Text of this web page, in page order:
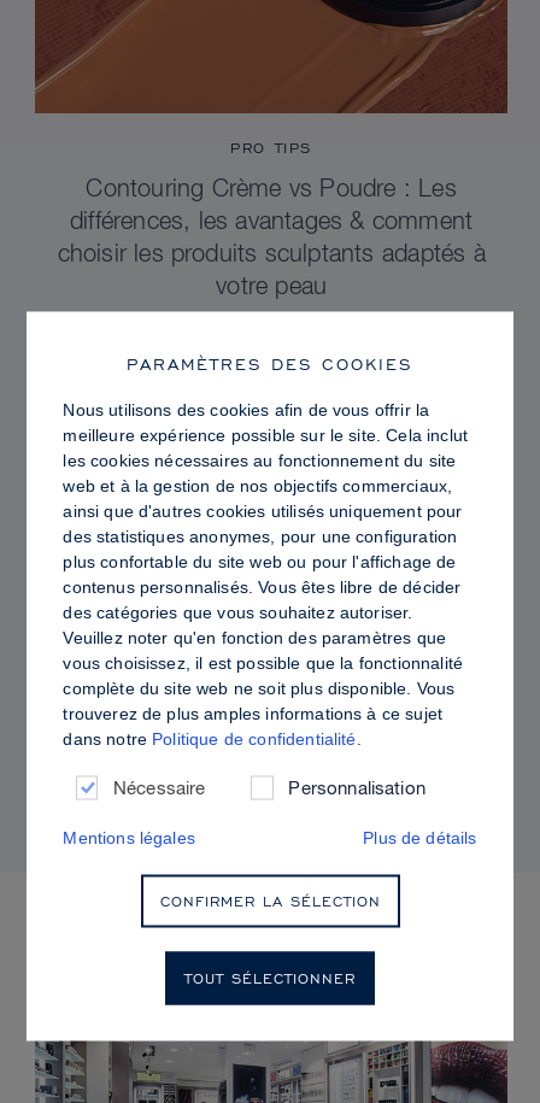
PRO TIPS
Contouring Crème vs Poudre : Les
différences, les avantages & comment
choisir les produits sculptants adaptés à
votre peau
PRO TIPS
Peau Lumineuse vs Peau Grasse :
Comment utiliser Sculpt & Glow pour un fini
radieux à la brillance contrôlée
PROCHAINS ÉVÈNEMENTS
PARAMÈTRES DES COOKIES
Nous utilisons des cookies afin de vous offrir la
meilleure expérience possible sur le site. Cela inclut
les cookies nécessaires au fonctionnement du site
web et à la gestion de nos objectifs commerciaux,
ainsi que d'autres cookies utilisés uniquement pour
des statistiques anonymes, pour une configuration
plus confortable du site web ou pour l'affichage de
contenus personnalisés. Vous êtes libre de décider
des catégories que vous souhaitez autoriser.
Veuillez noter qu'en fonction des paramètres que
vous choisissez, il est possible que la fonctionnalité
complète du site web ne soit plus disponible. Vous
trouverez de plus amples informations à ce sujet
dans notre Politique de confidentialité
Nécessaire Personnalisation
Mentions légales Plus de détails
CONFIRMER LA SÉLECTION
TOUT SÉLECTIONNER